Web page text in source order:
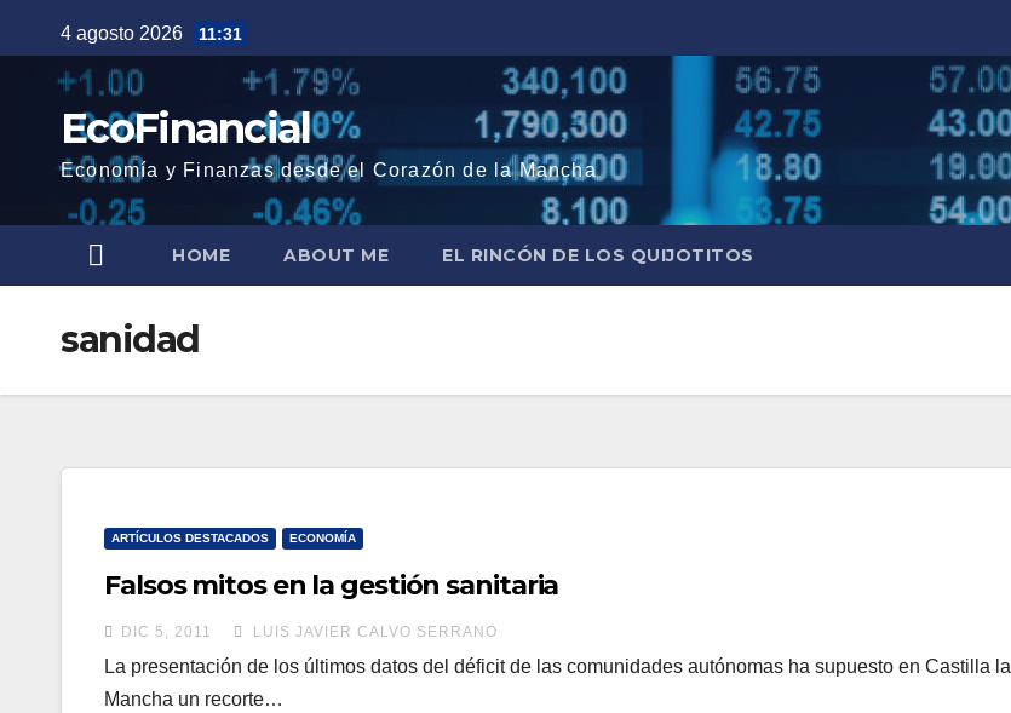
al
contenido
4 agosto 2026 11:31
EcoFinancial
Economía y Finanzas desde el Corazón de la Mancha
HOME ABOUT ME EL RINCÓN DE LOS QUIJOTITOS
sanidad
ARTÍCULOS DESTACADOS ECONOMÍA
Falsos mitos en la gestión sanitaria
DIC 5, 2011 LUIS JAVIER CALVO SERRANO
La presentación de los últimos datos del déficit de las comunidades autónomas ha supuesto en Castilla la
Mancha un recorte…